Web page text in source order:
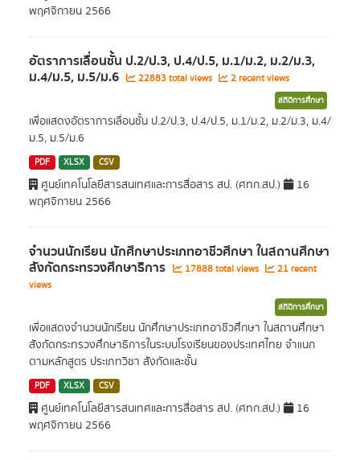
พฤศจิกายน 2566
อัตราการเลื่อนชั้น ป.2/ป.3, ป.4/ป.5, ม.1/ม.2, ม.2/ม.3,
ม.4/ม.5, ม.5/ม.6 22883 total views 2 recent views
สถิติการศึกษา
เพื่อแสดงอัตราการเลื่อนชั้น ป.2/ป.3, ป.4/ป.5, ม.1/ม.2, ม.2/ม.3, ม.4/
ม.5, ม.5/ม.6
PDF XLSX CSV
ศูนย์เทคโนโลยีสารสนเทศและการสื่อสาร สป. (ศทก.สป.)
16
พฤศจิกายน 2566
จำนวนนักเรียน นักศึกษาประเภทอาชีวศึกษา ในสถานศึกษา
สังกัดกระทรวงศึกษาธิการ 17888 total views
21 recent
views
สถิติการศึกษา
เพื่อแสดงจำนวนนักเรียน นักศึกษาประเภทอาชีวศึกษา ในสถานศึกษา
สังกัดกระทรวงศึกษาธิการในระบบโรงเรียนของประเทศไทย จำแนก
ตามหลักสูตร ประเภทวิชา สังกัดและชั้น
PDF XLSX CSV
ศูนย์เทคโนโลยีสารสนเทศและการสื่อสาร สป. (ศทก.สป.)
16
พฤศจิกายน 2566